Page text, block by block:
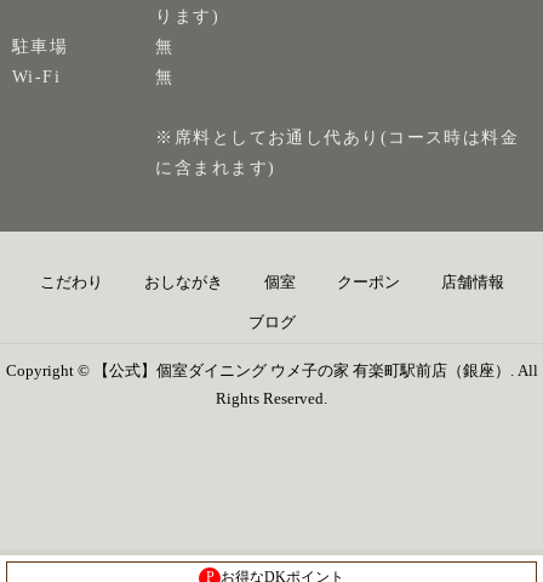
ります)
駐車場
無
Wi-Fi
無
※席料としてお通し代あり(コース時は料金
に含まれます)
こだわり おしながき 個室 クーポン 店舗情報
ブログ
Copyright © 【公式】個室ダイニング ウメ子の家 有楽町駅前店（銀座）. All
Rights Reserved.
P お得なDKポイント